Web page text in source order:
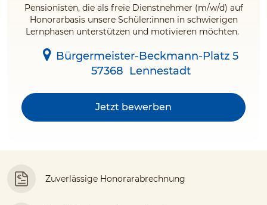
Pensionisten, die als freie Dienstnehmer (m/w/d) auf
Honorarbasis unsere Schüler:innen in schwierigen
Lernphasen unterstützen und motivieren möchten.
Bürgermeister-Beckmann-Platz 5
57368 Lennestadt
Jetzt bewerben
Zuverlässige Honorarabrechnung